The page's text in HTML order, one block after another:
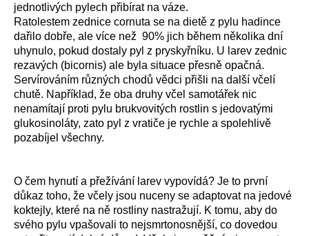
jednotlivých pylech přibírat na váze.
Ratolestem zednice cornuta se na dietě z pylu hadince
dařilo dobře, ale více než 90% jich během několika dní
uhynulo, pokud dostaly pyl z pryskyřníku. U larev zednic
rezavých (bicornis) ale byla situace přesně opačná.
Servírováním různých chodů vědci přišli na další včelí
chutě. Například, že oba druhy včel samotářek nic
nenamítají proti pylu brukvovitých rostlin s jedovatými
glukosinoláty, zato pyl z vratiče je rychle a spolehlivě
pozabíjel všechny.
O čem hynutí a přežívání larev vypovídá? Je to první
důkaz toho, že včely jsou nuceny se adaptovat na jedové
koktejly, které na ně rostliny nastražují. K tomu, aby do
svého pylu vpašovali to nejsmrtonosnější, co dovedou